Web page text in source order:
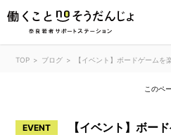
TOP ブログ 【イベント】ボードゲームを
このペ
EVENT
【イベント】ボー